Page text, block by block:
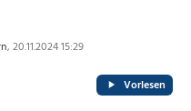
, 20.11.2024 15:29
Vorlesen